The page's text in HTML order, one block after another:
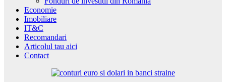
Economie
Imobiliare
IT&C
Recomandari
Articolul tau aici
Contact